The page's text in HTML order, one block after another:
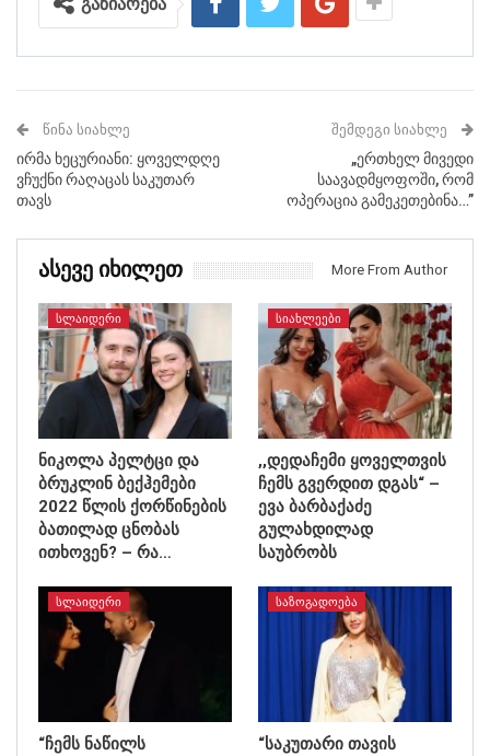
ᲬᲘᲜᲐ ᲡᲘᲐᲮᲚᲔ
ირმა ხეცურიანი: ყოველდღე
ვჩუქნი რაღაცას საკუთარ
თავს
ᲨᲔᲛᲓᲔᲒᲘ ᲡᲘᲐᲮᲚᲔ
„ერთხელ მივედი
საავადმყოფოში, რომ
ოპერაცია გამეკეთებინა…”
Ასევე Იხილეთ More From Author
ᲡᲚᲐᲘᲓᲔᲠᲘ
ნიკოლა პელტცი და
ბრუკლინ ბექჰემები
2022 წლის ქორწინების
ბათილად ცნობას
ითხოვენ? – რა…
ᲡᲘᲐᲮᲚᲔᲔᲑᲘ
,,დედაჩემი ყოველთვის
ჩემს გვერდით დგას“ –
ევა ბარბაქაძე
გულახდილად
საუბრობს
ᲡᲚᲐᲘᲓᲔᲠᲘ
“ჩემს ნაწილს
ᲡᲐᲖᲝᲒᲐᲓᲝᲔᲑᲐ
“საკუთარი თავის